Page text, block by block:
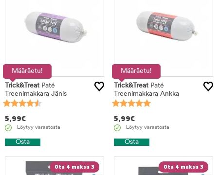
Määräetu!
Trick&Treat Paté
Treenimakkara Jänis
5,99€
Löytyy varastosta
Osta
Määräetu!
Trick&Treat Paté
Treenimakkara Ankka
5,99€
Löytyy varastosta
Osta
Ota 4 maksa 3 Ota 4 maksa 3